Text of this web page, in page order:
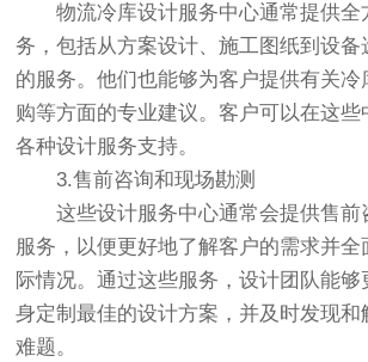
物流冷库设计服务中心通常提供全
务，包括从方案设计、施工图纸到设备
的服务。他们也能够为客户提供有关
购等方面的专业建议。客户可以在这些
各种设计服务支持。
3.售前咨询和现场勘测
这些设计服务中心通常会提供售前
服务，以便更好地了解客户的需求并全
际情况。通过这些服务，设计团队能够
身定制最佳的设计方案，并及时发现和
难题。